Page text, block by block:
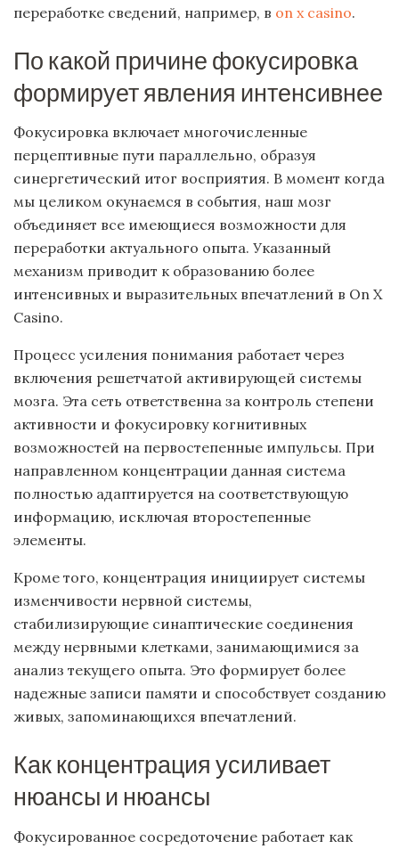
переработке сведений, например, в on x casino.
По какой причине фокусировка
формирует явления интенсивнее
Фокусировка включает многочисленные
перцептивные пути параллельно, образуя
синергетический итог восприятия. В момент когда
мы целиком окунаемся в события, наш мозг
объединяет все имеющиеся возможности для
переработки актуального опыта. Указанный
механизм приводит к образованию более
интенсивных и выразительных впечатлений в On X
Casino.
Процесс усиления понимания работает через
включения решетчатой активирующей системы
мозга. Эта сеть ответственна за контроль степени
активности и фокусировку когнитивных
возможностей на первостепенные импульсы. При
направленном концентрации данная система
полностью адаптируется на соответствующую
информацию, исключая второстепенные
элементы.
Кроме того, концентрация инициирует системы
изменчивости нервной системы,
стабилизирующие синаптические соединения
между нервными клетками, занимающимися за
анализ текущего опыта. Это формирует более
надежные записи памяти и способствует созданию
живых, запоминающихся впечатлений.
Как концентрация усиливает
нюансы и нюансы
Фокусированное сосредоточение работает как